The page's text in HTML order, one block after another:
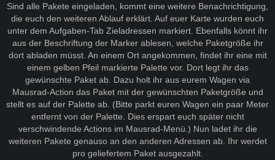
Sind alle Pakete eingeladen, kommt eine weitere Benachrichtigung,
die euch den weiteren Ablauf erklärt. Auf euer Karte wurden euch
unter dem Aufgaben-Tab Zieladressen markiert. Ebenfalls könnt ihr
aus der Beschriftung der Marker ablesen, welche Paketgröße ihr
dort abladen müsst. An einem Ort angekommen, findet ihr eine mit
einem gelben Pfeil markierte Palette vor. Dort legt ihr das
gewünschte Paket ab. Dazu holt ihr aus eurem Wagen via
Mausrad-Action das Paket mit der gewünschten Paketgröße und
stellt es auf der Palette ab. (Bitte parkt euren Wagen ein paar Meter
entfernt von der Palette. Dies erspart euch später nicht
verschwindende Actions im Mausrad-Menü.) Nun ladet ihr die
weiteren Pakete genauso an den anderen Adressen ab. Ihr werdet
pro geliefertem Paket ausgezahlt.